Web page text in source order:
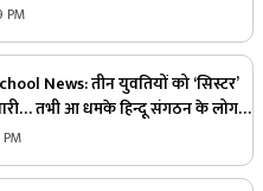
PM
News: तीन युवतियों को ‘सिस्टर’
तभी आ धमके हिन्दू संगठन के लोग
बवाल